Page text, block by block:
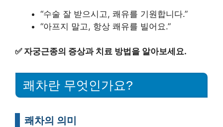
“수술 잘 받으시고, 쾌유를 기원합니다.”
“아프지 말고, 항상 쾌유를 빌어요.”
✅ 자궁근종의 증상과 치료 방법을 알아보세요.
쾌차란 무엇인가요?
쾌차의 의미